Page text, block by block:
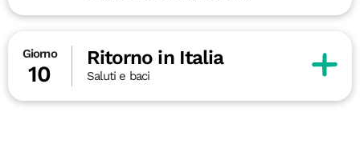
Giorno
10
Ritorno in Italia
Saluti e baci